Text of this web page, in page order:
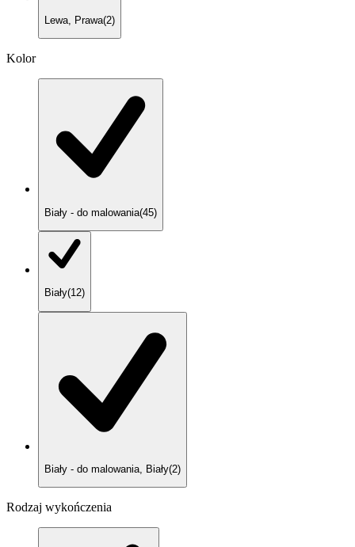
Lewa, Prawa(2)
Kolor
Biały - do malowania(45)
Biały(12)
Biały - do malowania, Biały(2)
Rodzaj wykończenia